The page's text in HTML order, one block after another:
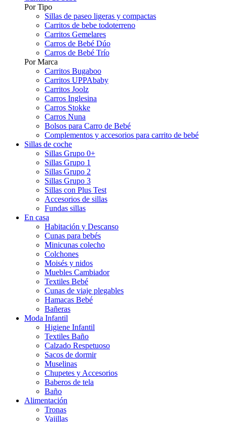
Por Tipo
Sillas de paseo ligeras y compactas
Carritos de bebe todoterreno
Carritos Gemelares
Carros de Bebé Dúo
Carros de Bebé Trío
Por Marca
Carritos Bugaboo
Carritos UPPAbaby
Carritos Joolz
Carros Inglesina
Carros Stokke
Carros Nuna
Bolsos para Carro de Bebé
Complementos y accesorios para carrito de bebé
Sillas de coche
Sillas Grupo 0+
Sillas Grupo 1
Sillas Grupo 2
Sillas Grupo 3
Sillas con Plus Test
Accesorios de sillas
Fundas sillas
En casa
Habitación y Descanso
Cunas para bebés
Minicunas colecho
Colchones
Moisés y nidos
Muebles Cambiador
Textiles Bebé
Cunas de viaje plegables
Hamacas Bebé
Bañeras
Moda Infantil
Higiene Infantil
Textiles Baño
Calzado Respetuoso
Sacos de dormir
Muselinas
Chupetes y Accesorios
Baberos de tela
Baño
Alimentación
Tronas
Vajillas